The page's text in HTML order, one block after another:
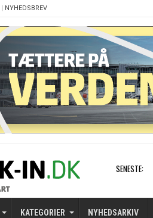
| NYHEDSBREV
SENESTE:
KATEGORIER NYHEDSARKIV